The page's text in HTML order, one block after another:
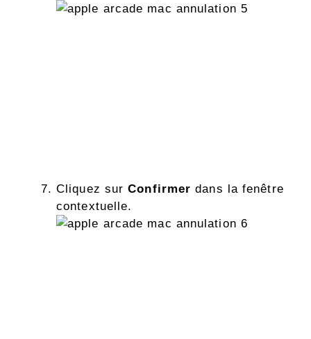
Cliquez surConfirmerdans la fenêtre
contextuelle.